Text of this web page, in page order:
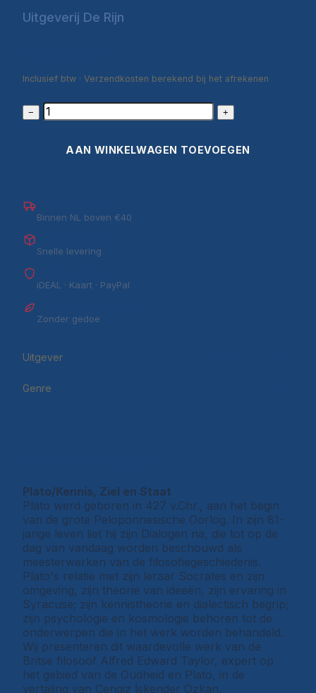
Uitgeverij De Rijn
Inclusief btw · Verzendkosten berekend bij het afrekenen
− +
AAN WINKELWAGEN TOEVOEGEN
Binnen NL boven €40
Snelle levering
iDEAL · Kaart · PayPal
Zonder gedoe
Uitgever
Genre
Plato/Kennis, Ziel en Staat
Plato werd geboren in 427 v.Chr., aan het begin
van de grote Peloponnesische Oorlog. In zijn 81-
jarige leven liet hij zijn Dialogen na, die tot op de
dag van vandaag worden beschouwd als
meesterwerken van de filosofiegeschiedenis.
Plato's relatie met zijn leraar Socrates en zijn
omgeving, zijn theorie van ideeën, zijn ervaring in
Syracuse; zijn kennistheorie en dialectisch begrip;
zijn psychologie en kosmologie behoren tot de
onderwerpen die in het werk worden behandeld.
Wij presenteren dit waardevolle werk van de
Britse filosoof Alfred Edward Taylor, expert op
het gebied van de Oudheid en Plato, in de
vertaling van Cengiz İskender Özkan.